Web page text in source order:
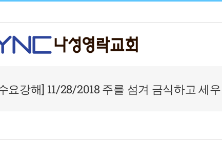
요강해] 11/28/2018 주를 섬겨 금식하고 세